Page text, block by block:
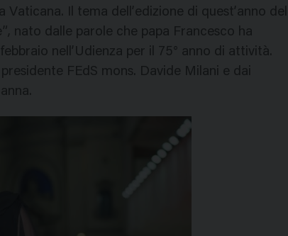
Il tema dell’edizione di quest’anno del
nato dalle parole che papa Francesco ha
nell’Udienza per il 75° anno di attività.
FEdS mons. Davide Milani e dai